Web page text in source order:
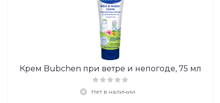
Крем Bubchen при ветре и непогоде, 75 мл
Нет в наличии